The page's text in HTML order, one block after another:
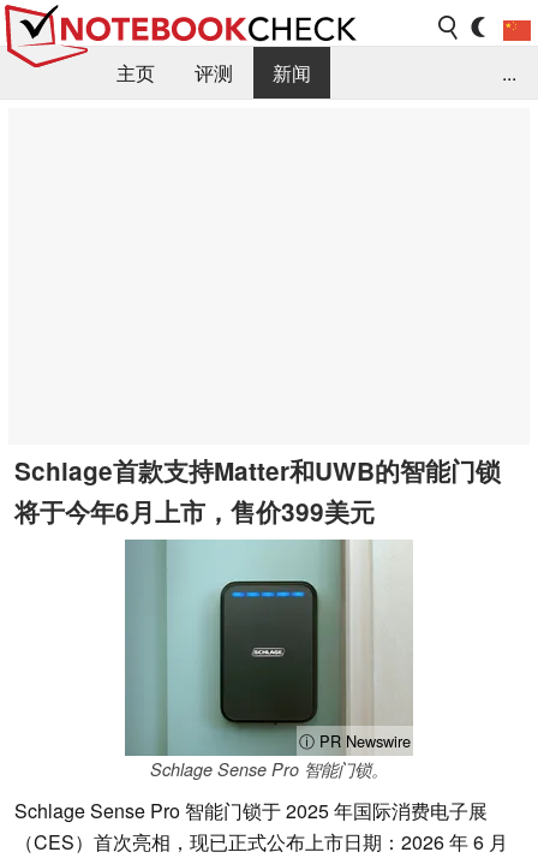
主页 评测
新闻
...
Schlage首款支持Matter和UWB的智能门锁
将于今年6月上市，售价399美元
ⓘ PR Newswire
Schlage Sense Pro 智能门锁。
Schlage Sense Pro 智能门锁于 2025 年国际消费电子展
（CES）首次亮相，现已正式公布上市日期：2026 年 6 月